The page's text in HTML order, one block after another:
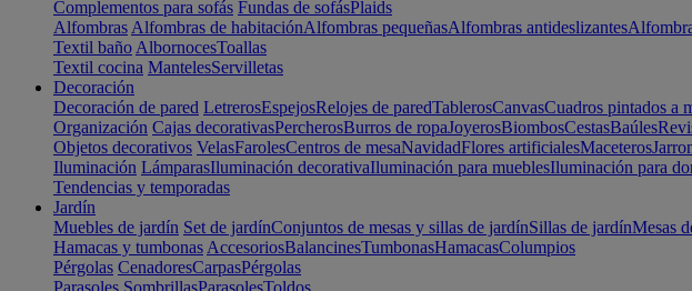
Complementos para sofás Fundas de sofásPlaids
Alfombras Alfombras de habitaciónAlfombras pequeñasAlfombras antideslizantes
Textil baño AlbornocesToallas
Textil cocina MantelesServilletas
Decoración
Decoración de pared LetrerosEspejosRelojes de paredTablerosCanvasCuadros pintados a
Organización Cajas decorativasPercherosBurros de ropaJoyerosBiombosCestasBaúles
Objetos decorativos VelasFarolesCentros de mesaNavidadFlores artificialesMaceteros
Iluminación LámparasIluminación decorativaIluminación para mueblesIluminación para
Tendencias y temporadas
Jardín
Muebles de jardín Set de jardínConjuntos de mesas y sillas de jardínSillas de jardínMesas
Hamacas y tumbonas AccesoriosBalancinesTumbonasHamacasColumpios
Pérgolas CenadoresCarpasPérgolas
Parasoles SombrillasParasolesToldos